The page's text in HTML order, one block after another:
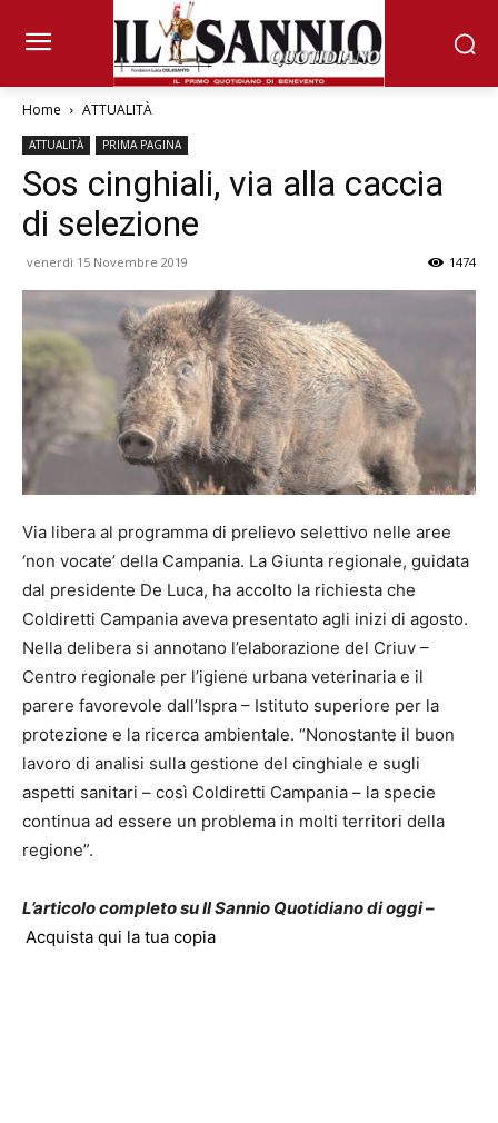
Home ATTUALITÀ
ATTUALITÀ PRIMA PAGINA
Sos cinghiali, via alla caccia
di selezione
venerdì 15 Novembre 2019 1474
Via libera al programma di prelievo selettivo nelle aree
‘non vocate’ della Campania. La Giunta regionale, guidata
dal presidente De Luca, ha accolto la richiesta che
Coldiretti Campania aveva presentato agli inizi di agosto.
Nella delibera si annotano l’elaborazione del Criuv –
Centro regionale per l’igiene urbana veterinaria e il
parere favorevole dall’Ispra – Istituto superiore per la
protezione e la ricerca ambientale. “Nonostante il buon
lavoro di analisi sulla gestione del cinghiale e sugli
aspetti sanitari – così Coldiretti Campania – la specie
continua ad essere un problema in molti territori della
regione”.
L’articolo completo su Il Sannio Quotidiano di oggi –
Acquista qui la tua copia